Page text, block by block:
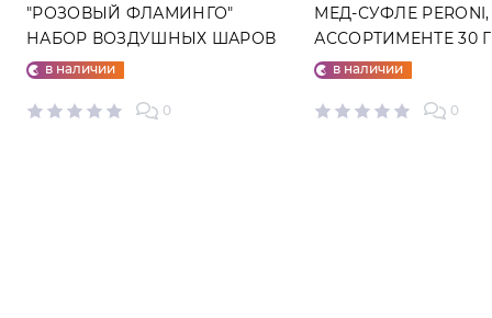
"РОЗОВЫЙ ФЛАМИНГО"
НАБОР ВОЗДУШНЫХ ШАРОВ
№25в наличии
0
МЕД-СУФЛЕ
АССОРТИМЕНТЕ 30
в наличии
0